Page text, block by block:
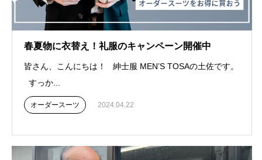
春夏物に衣替え！礼服のキャンペーン開催中
皆さん、こんにちは！ 紳士服 MEN’S TOSAの土佐です。
すっか...
オーダースーツ 2024.04.22